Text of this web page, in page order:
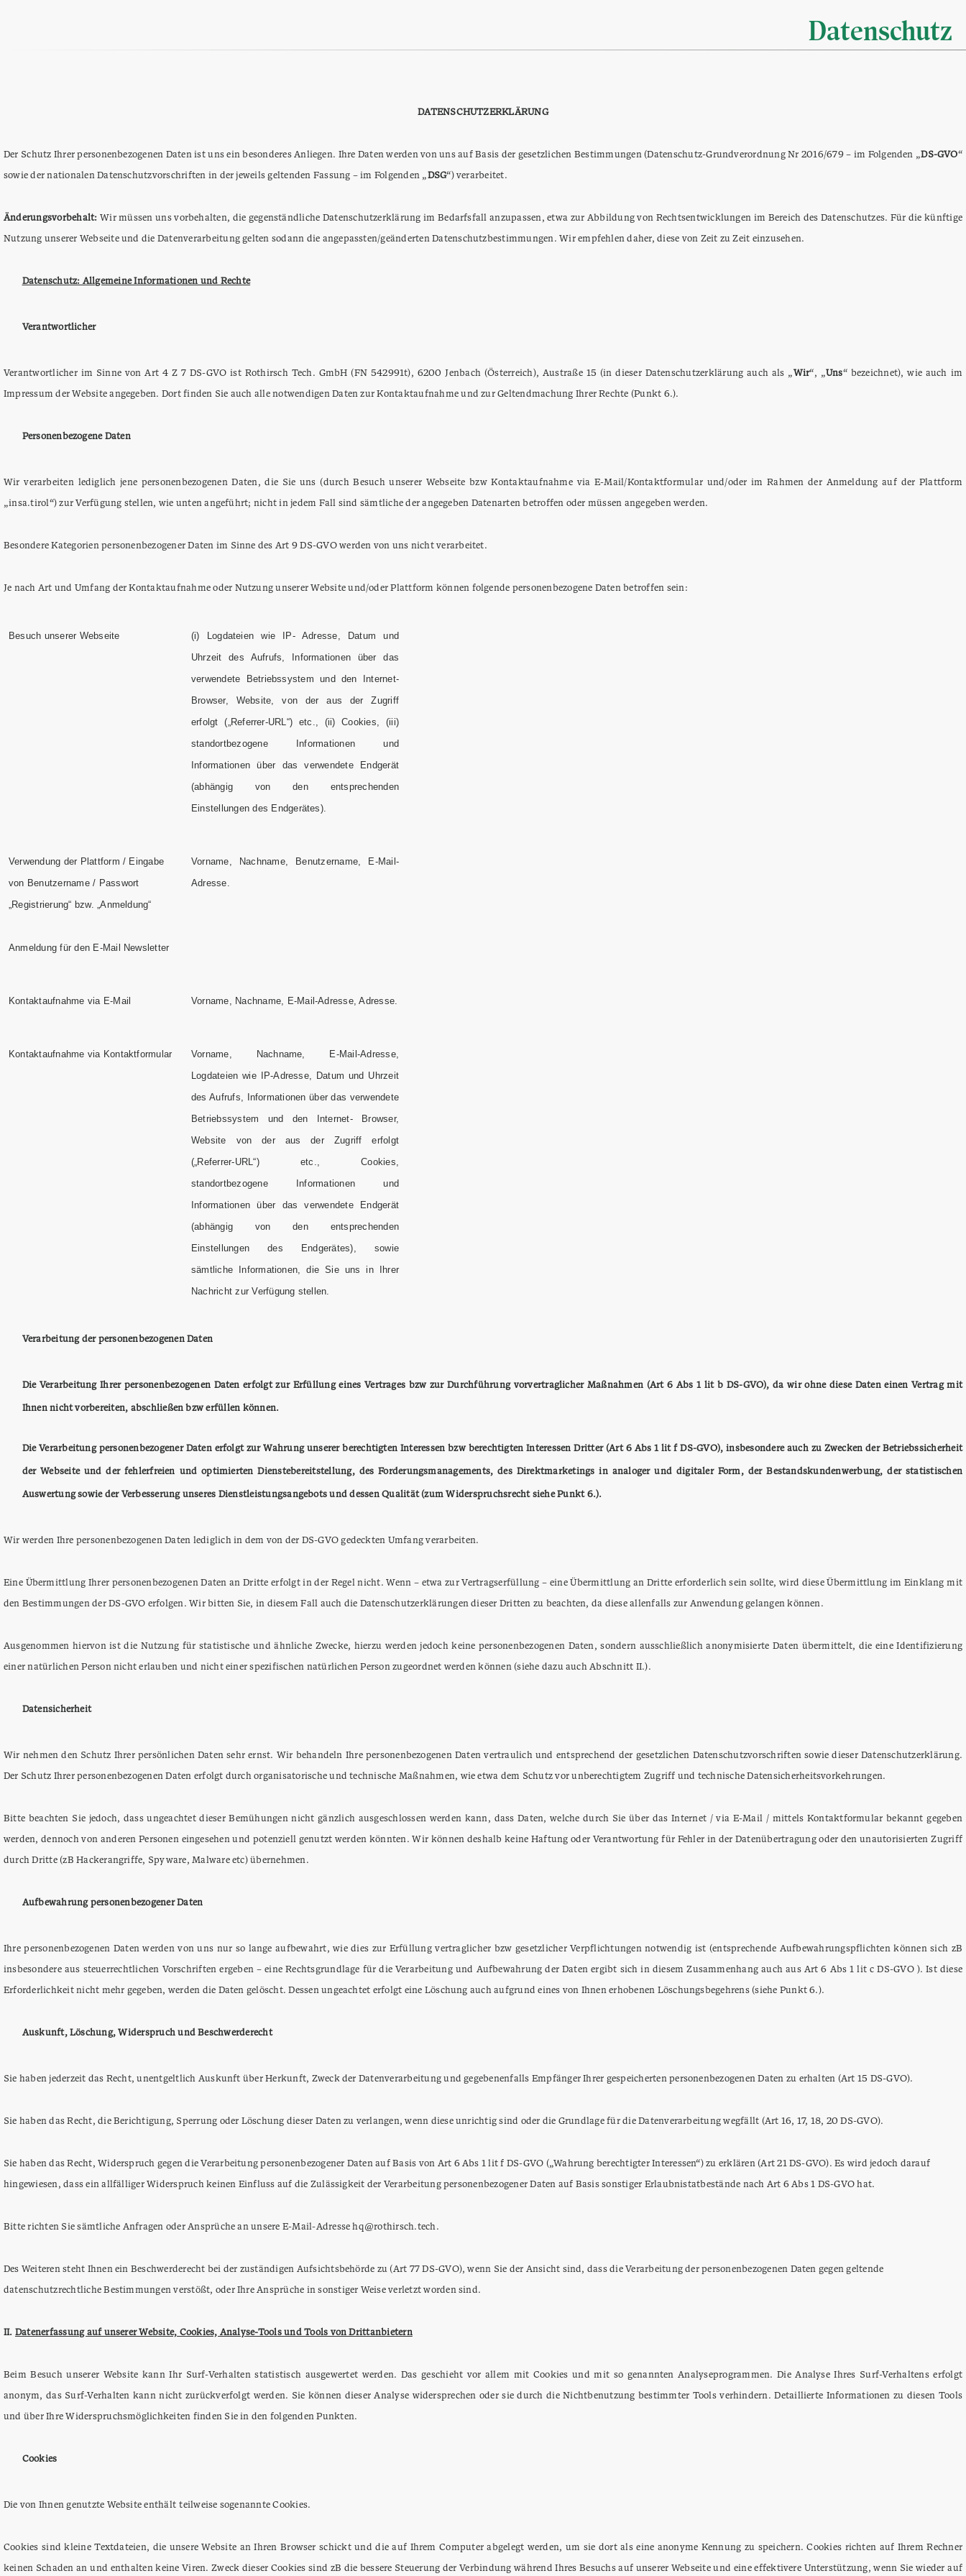
Datenschutz
DATENSCHUTZERKLÄRUNG
Der Schutz Ihrer personenbezogenen Daten ist uns ein besonderes Anliegen. Ihre Daten werden von uns auf Basis der gesetzlichen Bestimmungen (Datenschutz-Grundverordnung Nr 2016/679 – im Folgenden „DS-GVO“
sowie der nationalen Datenschutzvorschriften in der jeweils geltenden Fassung – im Folgenden „DSG“) verarbeitet.
Änderungsvorbehalt:Wir müssen uns vorbehalten, die gegenständliche Datenschutzerklärung im Bedarfsfall anzupassen, etwa zur Abbildung von Rechtsentwicklungen im Bereich des Datenschutzes. Für die künftige
Nutzung unserer Webseite und die Datenverarbeitung gelten sodann die angepassten/geänderten Datenschutzbestimmungen. Wir empfehlen daher, diese von Zeit zu Zeit einzusehen.
Datenschutz: Allgemeine Informationen und Rechte
Verantwortlicher
Verantwortlicher im Sinne von Art 4 Z 7 DS-GVO ist Rothirsch Tech. GmbH (FN 542991t), 6200 Jenbach (Österreich), Austraße 15 (in dieser Datenschutzerklärung auch als „Wir“, „Uns“ bezeichnet), wie auch im
Impressum der Website angegeben. Dort finden Sie auch alle notwendigen Daten zur Kontaktaufnahme und zur Geltendmachung Ihrer Rechte (Punkt 6.).
Personenbezogene Daten
Wir verarbeiten lediglich jene personenbezogenen Daten, die Sie uns (durch Besuch unserer Webseite bzw Kontaktaufnahme via E-Mail/Kontaktformular und/oder im Rahmen der Anmeldung auf der Plattform
„insa.tirol“) zur Verfügung stellen, wie unten angeführt; nicht in jedem Fall sind sämtliche der angegeben Datenarten betroffen oder müssen angegeben werden.
Besondere Kategorien personenbezogener Daten im Sinne des Art 9 DS-GVO werden von uns nicht verarbeitet.
Je nach Art und Umfang der Kontaktaufnahme oder Nutzung unserer Website und/oder Plattform können folgende personenbezogene Daten betroffen sein:
Besuch unserer Webseite
(i) Logdateien wie IP- Adresse, Datum und
Uhrzeit des Aufrufs, Informationen über das
verwendete Betriebssystem und den Internet-
Browser, Website, von der aus der Zugriff
erfolgt („Referrer-URL“) etc., (ii) Cookies, (iii)
standortbezogene Informationen und
Informationen über das verwendete Endgerät
(abhängig von den entsprechenden
Einstellungen des Endgerätes).
Verwendung der Plattform / Eingabe
von Benutzername / Passwort
„Registrierung“ bzw. „Anmeldung“
Anmeldung für den E-Mail Newsletter
Vorname, Nachname, Benutzername, E-Mail-
Adresse.
Kontaktaufnahme via E-Mail Vorname, Nachname, E-Mail-Adresse, Adresse.
Kontaktaufnahme via Kontaktformular
Vorname, Nachname, E-Mail-Adresse,
Logdateien wie IP-Adresse, Datum und Uhrzeit
des Aufrufs, Informationen über das verwendete
Betriebssystem und den Internet- Browser,
Website von der aus der Zugriff erfolgt
(„Referrer-URL“) etc., Cookies,
standortbezogene Informationen und
Informationen über das verwendete Endgerät
(abhängig von den entsprechenden
Einstellungen des Endgerätes), sowie
sämtliche Informationen, die Sie uns in Ihrer
Nachricht zur Verfügung stellen.
Verarbeitung der personenbezogenen Daten
Die Verarbeitung Ihrer personenbezogenen Daten erfolgt zur Erfüllung eines Vertrages bzw zur Durchführung vorvertraglicher Maßnahmen (Art 6 Abs 1 lit b DS-GVO), da wir ohne diese Daten einen Vertrag mit
Ihnen nicht vorbereiten, abschließen bzw erfüllen können.
Die Verarbeitung personenbezogener Daten erfolgt zur Wahrung unserer berechtigten Interessen bzw berechtigten Interessen Dritter (Art 6 Abs 1 lit f DS-GVO), insbesondere auch zu Zwecken der Betriebssicherheit
der Webseite und der fehlerfreien und optimierten Dienstebereitstellung, des Forderungsmanagements, des Direktmarketings in analoger und digitaler Form, der Bestandskundenwerbung, der statistischen
Auswertung sowie der Verbesserung unseres Dienstleistungsangebots und dessen Qualität (zum Widerspruchsrecht siehe Punkt 6.).
Wir werden Ihre personenbezogenen Daten lediglich in dem von der DS-GVO gedeckten Umfang verarbeiten.
Eine Übermittlung Ihrer personenbezogenen Daten an Dritte erfolgt in der Regel nicht. Wenn – etwa zur Vertragserfüllung – eine Übermittlung an Dritte erforderlich sein sollte, wird diese Übermittlung im Einklang mit
den Bestimmungen der DS-GVO erfolgen. Wir bitten Sie, in diesem Fall auch die Datenschutzerklärungen dieser Dritten zu beachten, da diese allenfalls zur Anwendung gelangen können.
Ausgenommen hiervon ist die Nutzung für statistische und ähnliche Zwecke, hierzu werden jedoch keine personenbezogenen Daten, sondern ausschließlich anonymisierte Daten übermittelt, die eine Identifizierung
einer natürlichen Person nicht erlauben und nicht einer spezifischen natürlichen Person zugeordnet werden können (siehe dazu auch Abschnitt II.).
Datensicherheit
Wir nehmen den Schutz Ihrer persönlichen Daten sehr ernst. Wir behandeln Ihre personenbezogenen Daten vertraulich und entsprechend der gesetzlichen Datenschutzvorschriften sowie dieser Datenschutzerklärung.
Der Schutz Ihrer personenbezogenen Daten erfolgt durch organisatorische und technische Maßnahmen, wie etwa dem Schutz vor unberechtigtem Zugriff und technische Datensicherheitsvorkehrungen.
Bitte beachten Sie jedoch, dass ungeachtet dieser Bemühungen nicht gänzlich ausgeschlossen werden kann, dass Daten, welche durch Sie über das Internet / via E-Mail / mittels Kontaktformular bekannt gegeben
werden, dennoch von anderen Personen eingesehen und potenziell genutzt werden könnten. Wir können deshalb keine Haftung oder Verantwortung für Fehler in der Datenübertragung oder den unautorisierten Zugriff
durch Dritte (zB Hackerangriffe, Spyware, Malware etc) übernehmen.
Aufbewahrung personenbezogener Daten
Ihre personenbezogenen Daten werden von uns nur so lange aufbewahrt, wie dies zur Erfüllung vertraglicher bzw gesetzlicher Verpflichtungen notwendig ist (entsprechende Aufbewahrungspflichten können sich zB
insbesondere aus steuerrechtlichen Vorschriften ergeben – eine Rechtsgrundlage für die Verarbeitung und Aufbewahrung der Daten ergibt sich in diesem Zusammenhang auch aus Art 6 Abs 1 lit c DS-GVO ). Ist diese
Erforderlichkeit nicht mehr gegeben, werden die Daten gelöscht. Dessen ungeachtet erfolgt eine Löschung auch aufgrund eines von Ihnen erhobenen Löschungsbegehrens (siehe Punkt 6.).
Auskunft, Löschung, Widerspruch und Beschwerderecht
Sie haben jederzeit das Recht, unentgeltlich Auskunft über Herkunft, Zweck der Datenverarbeitung und gegebenenfalls Empfänger Ihrer gespeicherten personenbezogenen Daten zu erhalten (Art 15 DS-GVO).
Sie haben das Recht, die Berichtigung, Sperrung oder Löschung dieser Daten zu verlangen, wenn diese unrichtig sind oder die Grundlage für die Datenverarbeitung wegfällt (Art 16, 17, 18, 20 DS-GVO).
Sie haben das Recht, Widerspruch gegen die Verarbeitung personenbezogener Daten auf Basis von Art 6 Abs 1 lit f DS-GVO („Wahrung berechtigter Interessen“) zu erklären (Art 21 DS-GVO). Es wird jedoch darauf
hingewiesen, dass ein allfälliger Widerspruch keinen Einfluss auf die Zulässigkeit der Verarbeitung personenbezogener Daten auf Basis sonstiger Erlaubnistatbestände nach Art 6 Abs 1 DS-GVO hat.
Bitte richten Sie sämtliche Anfragen oder Ansprüche an unsere E-Mail-Adresse hq@rothirsch.tech.
Des Weiteren steht Ihnen ein Beschwerderecht bei der zuständigen Aufsichtsbehörde zu (Art 77 DS-GVO), wenn Sie der Ansicht sind, dass die Verarbeitung der personenbezogenen Daten gegen geltende
datenschutzrechtliche Bestimmungen verstößt, oder Ihre Ansprüche in sonstiger Weise verletzt worden sind.
II. Datenerfassung auf unserer Website, Cookies, Analyse-Tools und Tools von Drittanbietern
Beim Besuch unserer Website kann Ihr Surf-Verhalten statistisch ausgewertet werden. Das geschieht vor allem mit Cookies und mit so genannten Analyseprogrammen. Die Analyse Ihres Surf-Verhaltens erfolgt
anonym, das Surf-Verhalten kann nicht zurückverfolgt werden. Sie können dieser Analyse widersprechen oder sie durch die Nichtbenutzung bestimmter Tools verhindern. Detaillierte Informationen zu diesen Tools
und über Ihre Widerspruchsmöglichkeiten finden Sie in den folgenden Punkten.
Cookies
Die von Ihnen genutzte Website enthält teilweise sogenannte Cookies.
Cookies sind kleine Textdateien, die unsere Website an Ihren Browser schickt und die auf Ihrem Computer abgelegt werden, um sie dort als eine anonyme Kennung zu speichern. Cookies richten auf Ihrem Rechner
keinen Schaden an und enthalten keine Viren. Zweck dieser Cookies sind zB die bessere Steuerung der Verbindung während Ihres Besuchs auf unserer Webseite und eine effektivere Unterstützung, wenn Sie wieder auf